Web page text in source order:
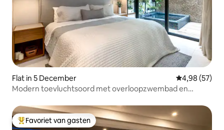
Flat in 5 December Gemiddelde
4,98 (57)
Modern toevluchtsoord met overloopzwembad en
Topfavoriet van gasten
Favoriet van gasten